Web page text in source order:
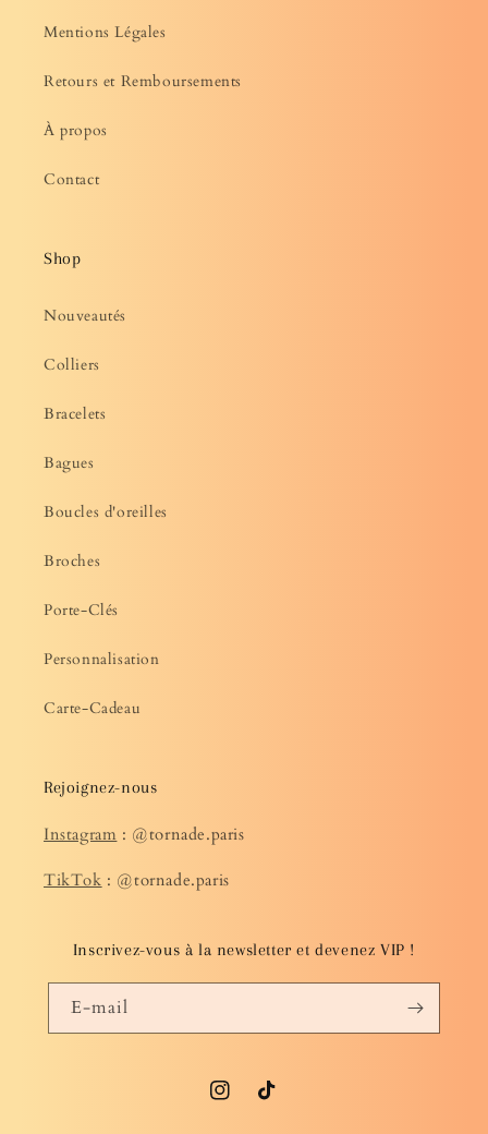
Mentions Légales
Retours et Remboursements
À propos
Contact
Shop
Nouveautés
Colliers
Bracelets
Bagues
Boucles d'oreilles
Broches
Porte-Clés
Personnalisation
Carte-Cadeau
Rejoignez-nous
Instagram : @tornade.paris
TikTok : @tornade.paris
Inscrivez-vous à la newsletter et devenez VIP !
E-mail
InstagramTikTok